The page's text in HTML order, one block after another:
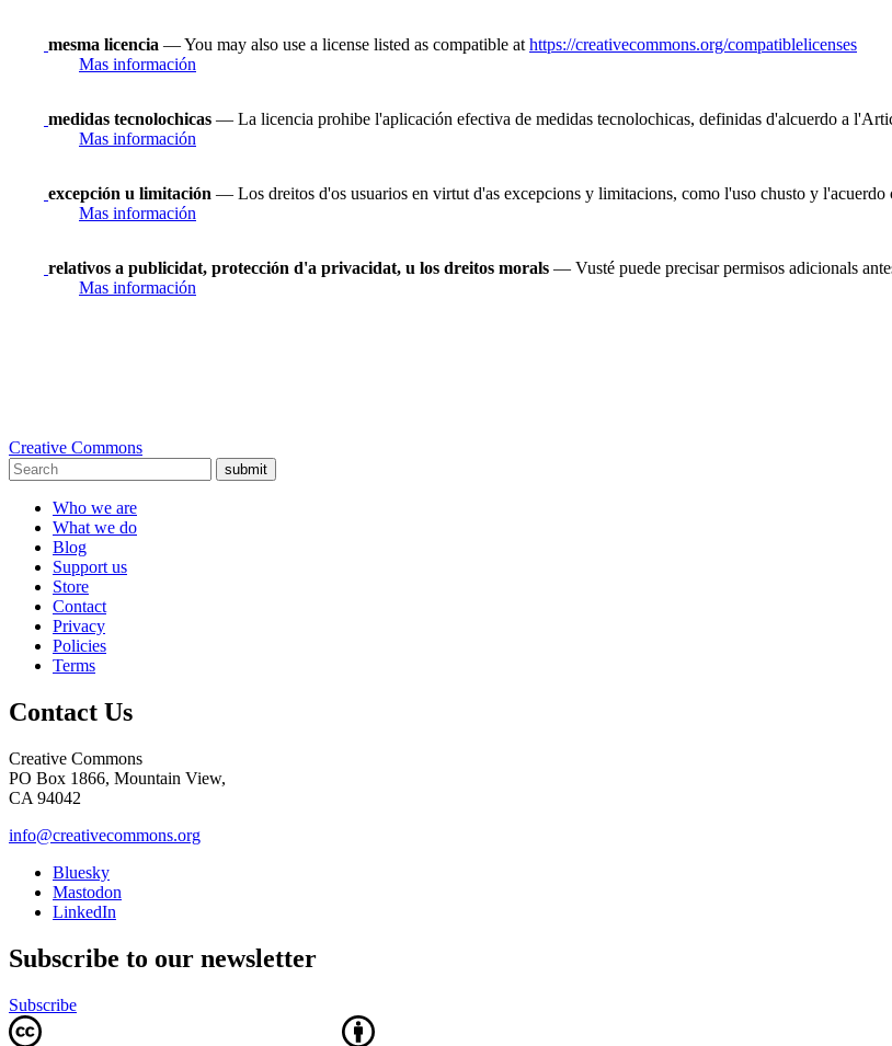
mesma licencia — You may also use a license listed as compatible at https://creativecommons.org/compatiblelicenses
Mas información
medidas tecnolochicas — La licencia prohibe l'aplicación efectiva de medidas tecnolochicas, definidas d'alcuerdo a
Mas información
excepción u limitación — Los dreitos d'os usuarios en virtut d'as excepcions y limitacions, como l'uso chusto y l'acuerdo
Mas información
relativos a publicidat, protección d'a privacidat, u los dreitos morals — Vusté puede precisar permisos adicionals
Mas información
Creative Commons
submit
Who we are
What we do
Blog
Support us
Store
Contact
Privacy
Policies
Terms
Contact Us
Creative Commons
PO Box 1866, Mountain View,
CA 94042
info@creativecommons.org
Bluesky
Mastodon
LinkedIn
Subscribe to our newsletter
Subscribe